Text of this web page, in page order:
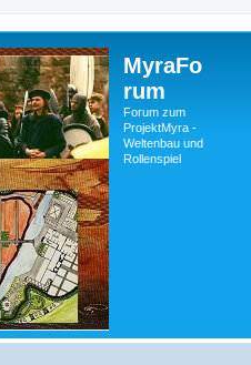
MyraFo
rum
Forum zum
ProjektMyra -
Weltenbau und
Rollenspiel